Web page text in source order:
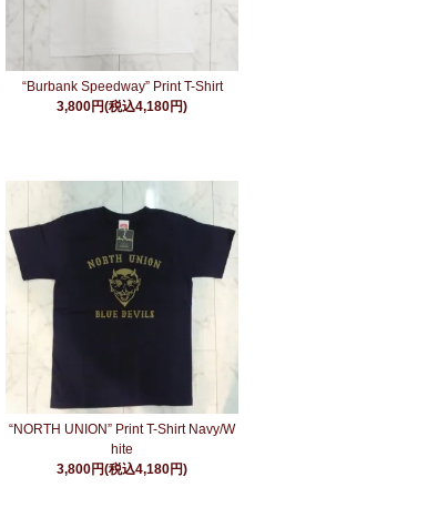
“Burbank Speedway” Print T-Shirt
3,800円(税込4,180円)
“NORTH UNION” Print T-Shirt Navy/W
hite
3,800円(税込4,180円)